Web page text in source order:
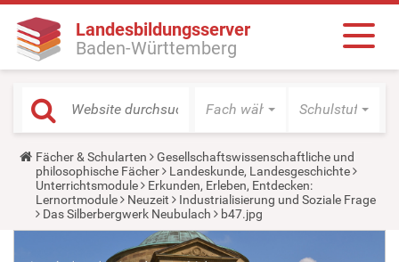
Landesbildungsserver
Baden-Württemberg
Fach wählen Schulstufe
Y
o
u
a
r
e
Fächer & Schularten
Gesellschaftswissenschaftliche und
philosophische Fächer
Landeskunde, Landesgeschichte
Unterrichtsmodule
Erkunden, Erleben, Entdecken:
Lernortmodule
Neuzeit
Industrialisierung und Soziale Frage
Das Silberbergwerk Neubulach
b47.jpg